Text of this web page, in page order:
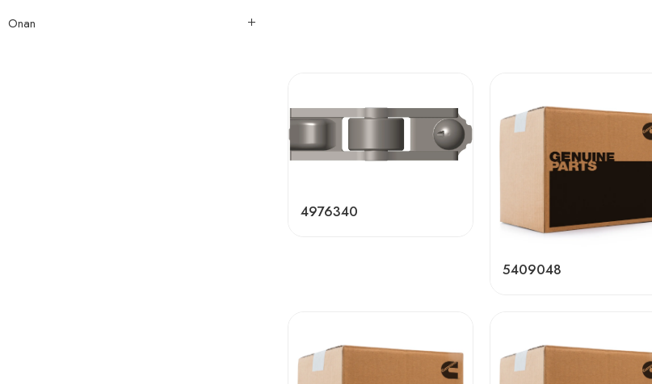
4976340
5409048
Onan